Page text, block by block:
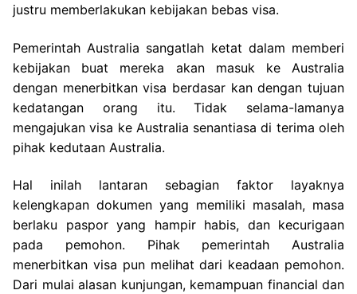
justru memberlakukan kebijakan bebas visa.
Pemerintah Australia sangatlah ketat dalam memberi
kebijakan buat mereka akan masuk ke Australia
dengan menerbitkan visa berdasar kan dengan tujuan
kedatangan orang itu. Tidak selama-lamanya
mengajukan visa ke Australia senantiasa di terima oleh
pihak kedutaan Australia.
Hal inilah lantaran sebagian faktor layaknya
kelengkapan dokumen yang memiliki masalah, masa
berlaku paspor yang hampir habis, dan kecurigaan
pada pemohon. Pihak pemerintah Australia
menerbitkan visa pun melihat dari keadaan pemohon.
Dari mulai alasan kunjungan, kemampuan financial dan